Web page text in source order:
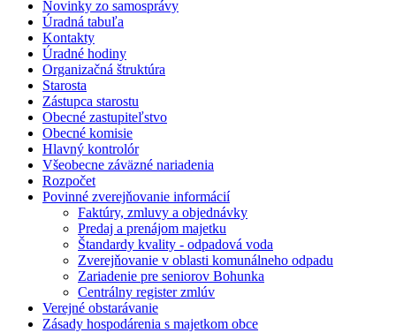
Novinky zo samosprávy
Úradná tabuľa
Kontakty
Úradné hodiny
Organizačná štruktúra
Starosta
Zástupca starostu
Obecné zastupiteľstvo
Obecné komisie
Hlavný kontrolór
Všeobecne záväzné nariadenia
Rozpočet
Povinné zverejňovanie informácií
Faktúry, zmluvy a objednávky
Predaj a prenájom majetku
Štandardy kvality - odpadová voda
Zverejňovanie v oblasti komunálneho odpadu
Zariadenie pre seniorov Bohunka
Centrálny register zmlúv
Verejné obstarávanie
Zásady hospodárenia s majetkom obce